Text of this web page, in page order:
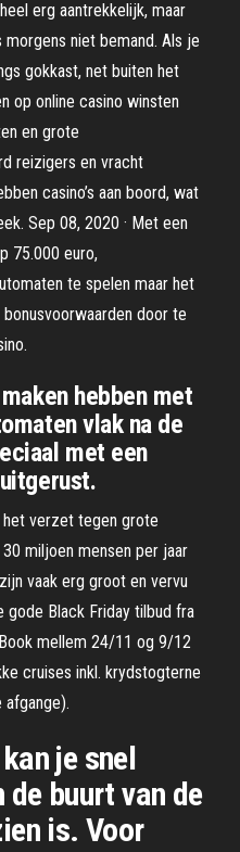
erg aantrekkelijk, maar
morgens niet bemand. Als je
gokkast, net buiten het
op online casino winsten
en grote
reizigers en vracht
casino’s aan boord, wat
Sep 08, 2020 · Met een
75.000 euro,
te spelen maar het
door te
hebben met
vlak na de
met een
verzet tegen grote
miljoen mensen per jaar
vaak erg groot en vervu
gode Black Friday tilbud fra
mellem 24/11 og 9/12
cruises inkl. krydstogterne
je snel
buurt van de
is. Voor